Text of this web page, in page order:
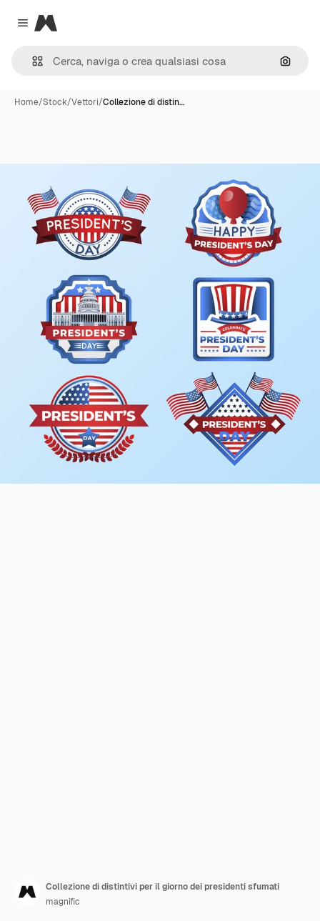
Close menu
Magnific
Cerca
Home/Stock/Vettori/Collezione di distin…
Collezione di distintivi per il giorno dei presidenti sfumati
magnific